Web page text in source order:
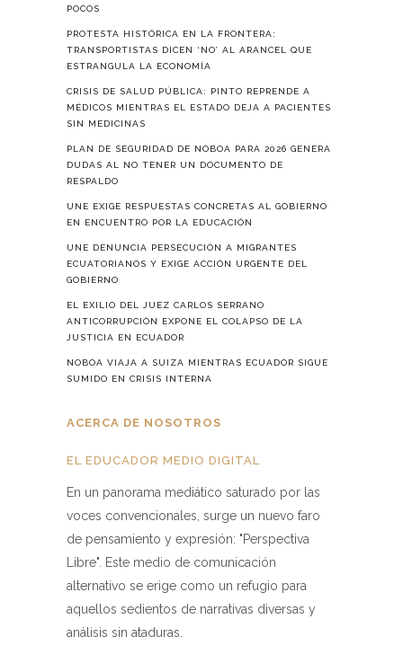
POCOS
PROTESTA HISTÓRICA EN LA FRONTERA:
TRANSPORTISTAS DICEN ‘NO’ AL ARANCEL QUE
ESTRANGULA LA ECONOMÍA
CRISIS DE SALUD PÚBLICA: PINTO REPRENDE A
MÉDICOS MIENTRAS EL ESTADO DEJA A PACIENTES
SIN MEDICINAS
PLAN DE SEGURIDAD DE NOBOA PARA 2026 GENERA
DUDAS AL NO TENER UN DOCUMENTO DE
RESPALDO
UNE EXIGE RESPUESTAS CONCRETAS AL GOBIERNO
EN ENCUENTRO POR LA EDUCACIÓN
UNE DENUNCIA PERSECUCIÓN A MIGRANTES
ECUATORIANOS Y EXIGE ACCIÓN URGENTE DEL
GOBIERNO
EL EXILIO DEL JUEZ CARLOS SERRANO
ANTICORRUPCIÓN EXPONE EL COLAPSO DE LA
JUSTICIA EN ECUADOR
NOBOA VIAJA A SUIZA MIENTRAS ECUADOR SIGUE
SUMIDO EN CRISIS INTERNA
ACERCA DE NOSOTROS
EL EDUCADOR MEDIO DIGITAL
En un panorama mediático saturado por las
voces convencionales, surge un nuevo faro
de pensamiento y expresión: "Perspectiva
Libre". Este medio de comunicación
alternativo se erige como un refugio para
aquellos sedientos de narrativas diversas y
análisis sin ataduras.